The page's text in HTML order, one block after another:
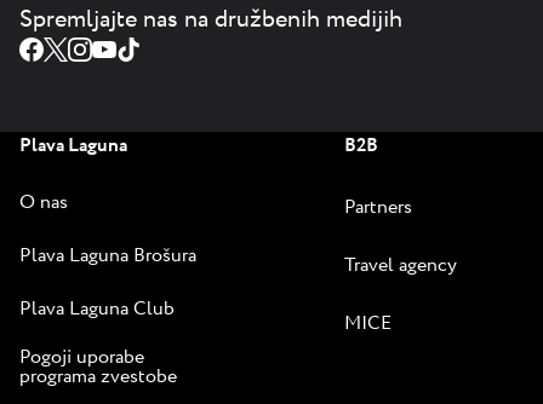
Spremljajte nas na družbenih medijih
Plava Laguna
O nas
Plava Laguna Brošura
Plava Laguna Club
Pogoji uporabe
programa zvestobe
B2B
Partners
Travel agency
MICE